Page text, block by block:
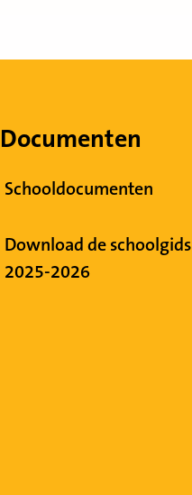
Documenten
Schooldocumenten
Download de schoolgids
2025-2026